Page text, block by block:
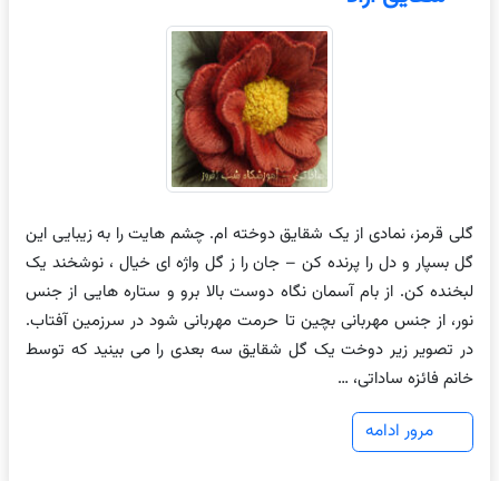
گلی قرمز، نمادی از یک شقایق دوخته ام. چشم هایت را به زیبایی این
گل بسپار و دل را پرنده کن – جان را ز گل واژه ای خیال ، نوشخند یک
لبخنده کن. از بام آسمان نگاه دوست بالا برو و ستاره هایی از جنس
نور، از جنس مهربانی بچین تا حرمت مهربانی شود در سرزمین آفتاب.
در تصویر زیر دوخت یک گل شقایق سه بعدی را می بینید که توسط
خانم فائزه ساداتی، …
مرور ادامه